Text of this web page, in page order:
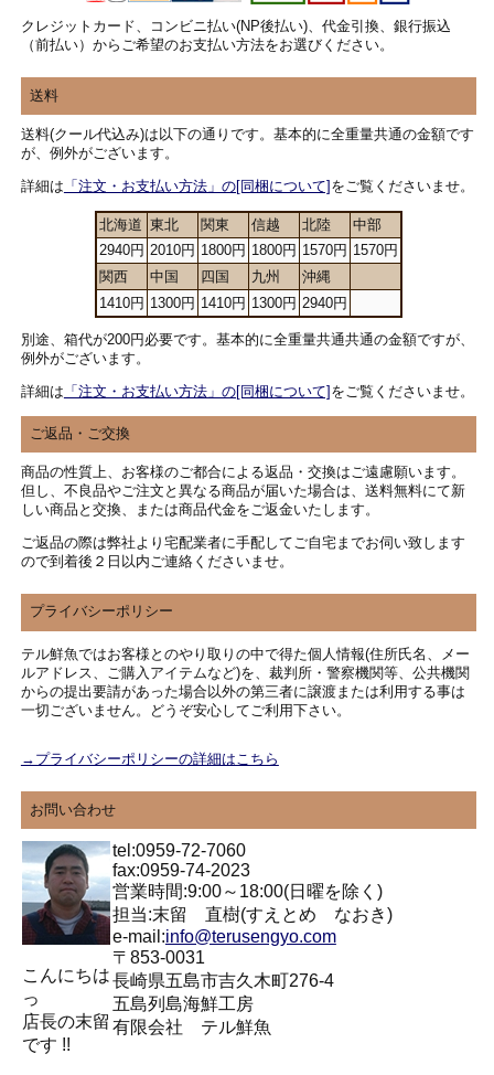
クレジットカード、コンビニ払い(NP後払い)、代金引換、銀行振込
（前払い）からご希望のお支払い方法をお選びください。
送料
送料(クール代込み)は以下の通りです。基本的に全重量共通の金額です
が、例外がございます。
詳細は 「注文・お支払い方法」の[同梱について]をご覧くださいませ。
北海道 東北 関東 信越 北陸
中部
2940円 2010円 1800円 1800円 1570円 1570円
関西
中国 四国 九州
沖縄
1410円 1300円 1410円 1300円 2940円
別途、箱代が200円必要です。基本的に全重量共通共通の金額ですが、
例外がございます。
詳細は 「注文・お支払い方法」の[同梱について] をご覧くださいませ。
ご返品・ご交換
商品の性質上、お客様のご都合による返品・交換はご遠慮願います。
但し、不良品やご注文と異なる商品が届いた場合は、送料無料にて新
しい商品と交換、または商品代金をご返金いたします。
ご返品の際は弊社より宅配業者に手配してご自宅までお伺い致します
ので到着後２日以内ご連絡くださいませ。
プライバシーポリシー
テル鮮魚ではお客様とのやり取りの中で得た個人情報(住所氏名、メー
ルアドレス、ご購入アイテムなど)を、裁判所・警察機関等、公共機関
からの提出要請があった場合以外の第三者に譲渡または利用する事は
一切ございません。どうぞ安心してご利用下さい。
→プライバシーポリシーの詳細はこちら
お問い合わせ
こんにちは
っ
店長の末留
です !!
tel:0959-72-7060
fax:0959-74-2023
営業時間:9:00～18:00(日曜を除く)
担当:末留 直樹(すえとめ なおき)
e-mail:info@terusengyo.com
〒853-0031
長崎県五島市吉久木町276-4
五島列島海鮮工房
有限会社 テル鮮魚